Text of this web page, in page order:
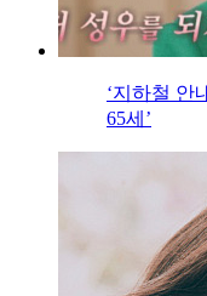
‘지하철 안
65세’